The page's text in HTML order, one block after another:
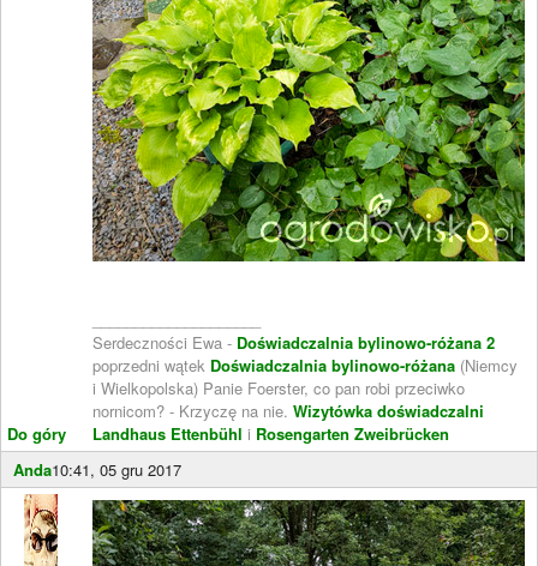
Do góry
Serdeczności Ewa - Doświadczalnia bylinowo-różana 2
poprzedni wątek Doświadczalnia bylinowo-różana (Niemcy
i Wielkopolska) Panie Foerster, co pan robi przeciwko
nornicom? - Krzyczę na nie. Wizytówka doświadczalni
Landhaus Ettenbühl i Rosengarten Zweibrücken
Anda10:41, 05 gru 2017